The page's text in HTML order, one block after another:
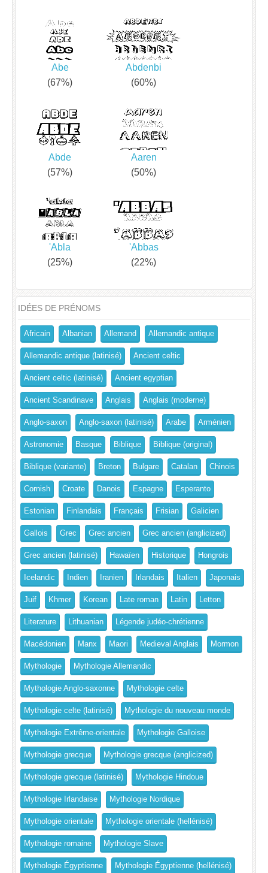
Abe
(67%)
Abdenbi
(60%)
Abde
(57%)
Aaren
(50%)
'Abla
(25%)
'Abbas
(22%)
IDÉES DE PRÉNOMS
Africain Albanian Allemand Allemandic antique
Allemandic antique (latinisé) Ancient celtic
Ancient celtic (latinisé) Ancient egyptian
Ancient Scandinave Anglais Anglais (moderne)
Anglo-saxon Anglo-saxon (latinisé) Arabe Arménien
Astronomie Basque Biblique Biblique (original)
Biblique (variante) Breton Bulgare Catalan Chinois
Cornish Croate Danois Espagne Esperanto
Estonian Finlandais Français Frisian Galicien
Gallois Grec Grec ancien Grec ancien (anglicized)
Grec ancien (latinisé) Hawaïen Historique Hongrois
Icelandic Indien Iranien Irlandais Italien Japonais
Juif Khmer Korean Late roman Latin Letton
Literature Lithuanian Légende judéo-chrétienne
Macédonien Manx Maori Medieval Anglais Mormon
Mythologie Mythologie Allemandic
Mythologie Anglo-saxonne Mythologie celte
Mythologie celte (latinisé) Mythologie du nouveau monde
Mythologie Extrême-orientale Mythologie Galloise
Mythologie grecque Mythologie grecque (anglicized)
Mythologie grecque (latinisé) Mythologie Hindoue
Mythologie Irlandaise Mythologie Nordique
Mythologie orientale Mythologie orientale (hellénisé)
Mythologie romaine Mythologie Slave
Mythologie Égyptienne Mythologie Égyptienne (hellénisé)